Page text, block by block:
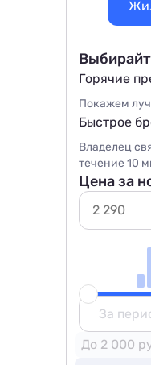
Горячие
Покажем
Быстрое
Владелец
течение 10
Цена за
За
До 2 000